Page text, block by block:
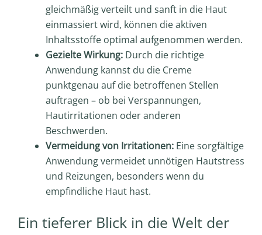
gleichmäßig verteilt und sanft in die Haut
einmassiert wird, können die aktiven
Inhaltsstoffe optimal aufgenommen werden.
Gezielte Wirkung: Durch die richtige
Anwendung kannst du die Creme
punktgenau auf die betroffenen Stellen
auftragen – ob bei Verspannungen,
Hautirritationen oder anderen
Beschwerden.
Vermeidung von Irritationen: Eine sorgfältige
Anwendung vermeidet unnötigen Hautstress
und Reizungen, besonders wenn du
empfindliche Haut hast.
Ein tieferer Blick in die Welt der